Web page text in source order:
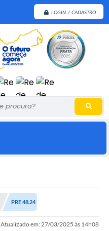
LOGIN / CADASTRO
PRE 48.24
Atualizado em: 27/03/2025 às 14h08